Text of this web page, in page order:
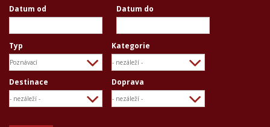
Datum od Datum do
Typ Kategorie
Destinace Doprava